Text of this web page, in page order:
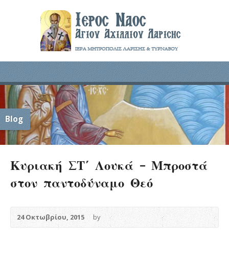
Blog
Κυριακή ΣΤ΄ Λουκά – Μπροστά
στον παντοδύναμο Θεό
24 Οκτωβρίου, 2015 by